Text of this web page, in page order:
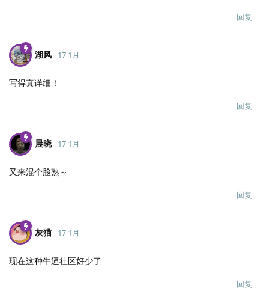
回复
湖风 17 1月
写得真详细！
回复
晨晓 17 1月
又来混个脸熟～
回复
灰猫 17 1月
现在这种牛逼社区好少了
回复